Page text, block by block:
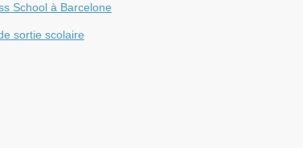
School à Barcelone
sortie scolaire